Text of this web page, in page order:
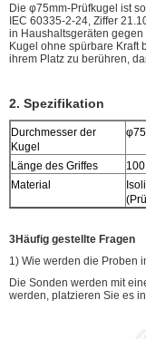
Die φ75mm-Prüfkugel ist
IEC 60335-2-24, Ziffer
in Haushaltsgeräten
Kugel ohne spürbare Kraft
ihrem Platz zu berühren,
2. Spezifikation
Durchmesser der
Kugel
Länge des Griffes
Material
3Häufig gestellte Fragen
1) Wie werden die Proben
Die Sonden werden mit
werden, platzieren Sie es